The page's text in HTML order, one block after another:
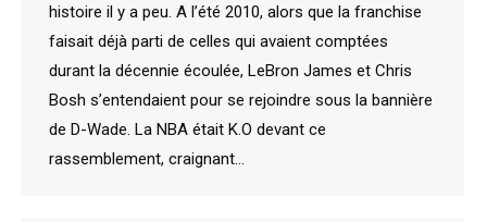
histoire il y a peu. A l’été 2010, alors que la franchise
faisait déjà parti de celles qui avaient comptées
durant la décennie écoulée, LeBron James et Chris
Bosh s’entendaient pour se rejoindre sous la bannière
de D-Wade. La NBA était K.O devant ce
rassemblement, craignant…